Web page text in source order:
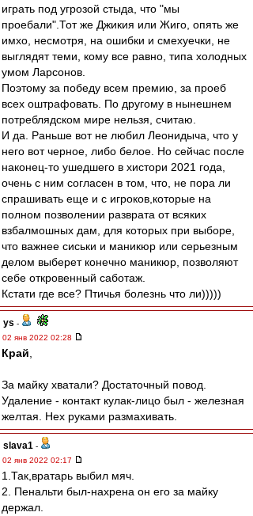
играть под угрозой стыда, что "мы
проебали".Тот же Джикия или Жиго, опять же
имхо, несмотря, на ошибки и смехуечки, не
выглядят теми, кому все равно, типа холодных
умом Ларсонов.
Поэтому за победу всем премию, за проеб
всех оштрафовать. По другому в нынешнем
потреблядском мире нельзя, считаю.
И да. Раньше вот не любил Леонидыча, что у
него вот черное, либо белое. Но сейчас после
наконец-то ушедшего в хистори 2021 года,
очень с ним согласен в том, что, не пора ли
спрашивать еще и с игроков,которые на
полном позволении разврата от всяких
взбалмошных дам, для которых при выборе,
что важнее сиськи и маникюр или серьезным
делом выберет конечно маникюр, позволяют
себе откровенный саботаж.
Кстати где все? Птичья болезнь что ли)))))
ys -
02 янв 2022 02:28
Край
За майку хватали? Достаточный повод.
Удаление - контакт кулак-лицо был - железная
желтая. Нех руками размахивать.
slava1 -
02 янв 2022 02:17
1.Так,вратарь выбил мяч.
2. Пенальти был-нахрена он его за майку
держал.